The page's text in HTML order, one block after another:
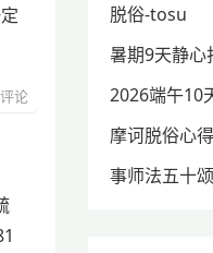
评论
脱俗-tosu
暑期9天静心
2026端午10
摩诃脱俗心
事师法五十